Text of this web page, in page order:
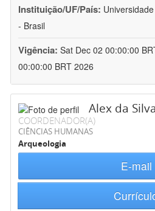
Instituição/UF/País:
- Brasil
Vigência: Sat Dec 02 00:00:00
00:00:00 BRT 2026
Alex da
COORDENADOR(A)
CIÊNCIAS HUMANAS
Arqueologia
E-mail